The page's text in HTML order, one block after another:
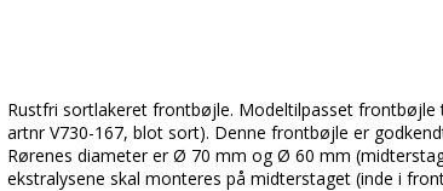
Rustfri sortlakeret frontbøjle. Modeltilpasset
artnr V730-167, blot sort). Denne frontbøjle er
Rørenes diameter er Ø 70 mm og Ø 60 mm
ekstralysene skal monteres på midterstaget (inde i